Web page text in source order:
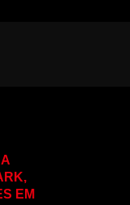
EM